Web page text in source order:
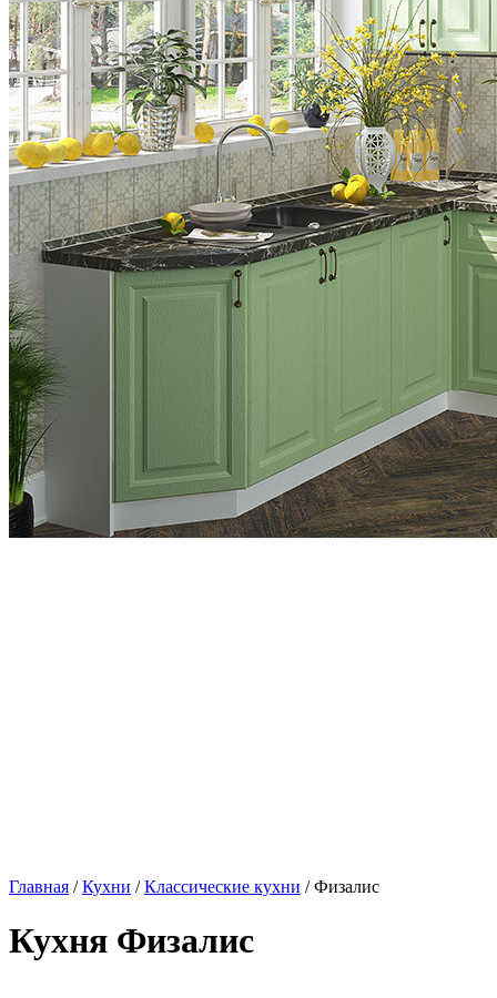
Главная /Кухни /Классические кухни / Физалис
Кухня Физалис